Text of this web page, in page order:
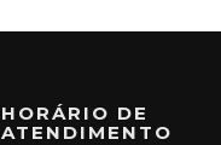
HORÁRIO DE
ATENDIMENTO